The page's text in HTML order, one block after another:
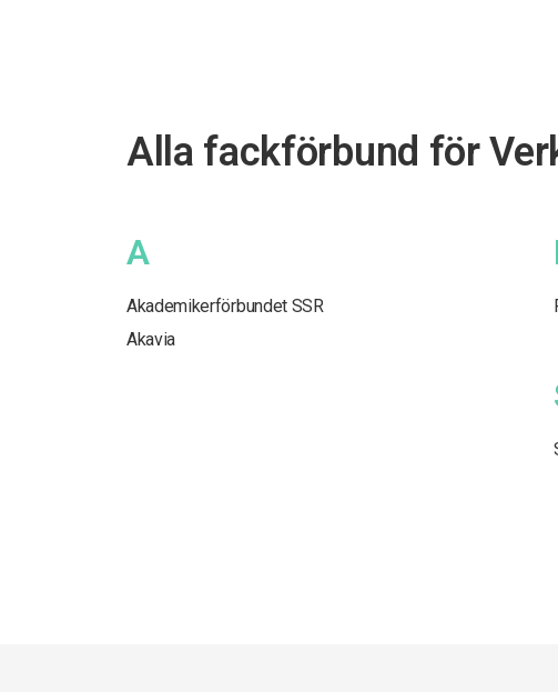
Alla fackförbund för
A
Akademikerförbundet SSR
Akavia